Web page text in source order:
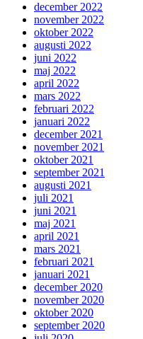
december 2022
november 2022
oktober 2022
augusti 2022
juni 2022
maj 2022
april 2022
mars 2022
februari 2022
januari 2022
december 2021
november 2021
oktober 2021
september 2021
augusti 2021
juli 2021
juni 2021
maj 2021
april 2021
mars 2021
februari 2021
januari 2021
december 2020
november 2020
oktober 2020
september 2020